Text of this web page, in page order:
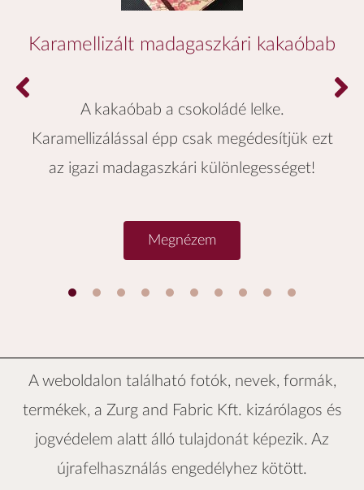
Karamellizált madagaszkári kakaóbab
A kakaóbab a csokoládé lelke.
Karamellizálással épp csak megédesítjük ezt
az igazi madagaszkári különlegességet!
Megnézem
A weboldalon található fotók, nevek, formák,
termékek, a Zurg and Fabric Kft. kizárólagos és
jogvédelem alatt álló tulajdonát képezik. Az
újrafelhasználás engedélyhez kötött.